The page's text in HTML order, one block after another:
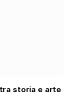
storia e arte